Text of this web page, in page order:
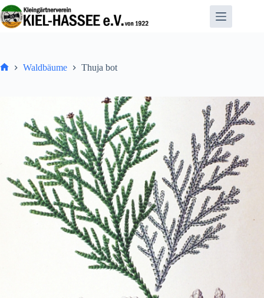
Zum
Inhalt
springen
Waldbäume Thuja bot